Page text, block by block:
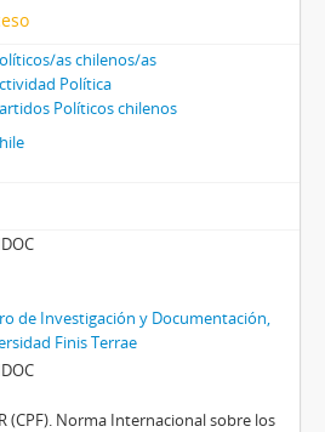
as chilenos/as
Política
Políticos chilenos
de Investigación y Documentación,
Finis Terrae
(CPF). Norma Internacional sobre los